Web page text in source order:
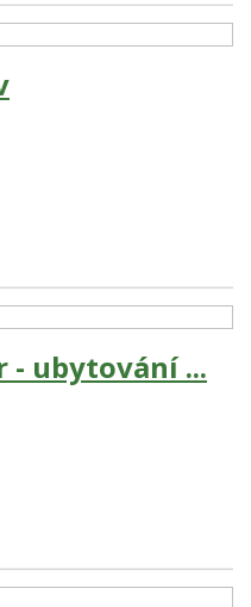
- ubytování ...